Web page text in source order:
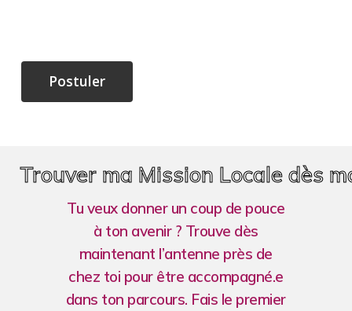
Trouver ma Mission Locale dès
Tu veux donner un coup de pouce
à ton avenir ? Trouve dès
maintenant l’antenne près de
chez toi pour être accompagné.e
dans ton parcours. Fais le premier